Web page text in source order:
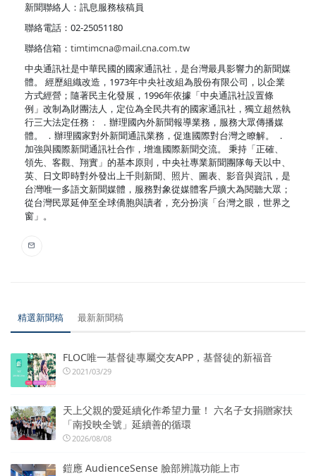
新聞聯絡人：訊息服務核稿員
聯絡電話：02-25051180
聯絡信箱： timtimcna@mail.cna.com.tw
中央通訊社是中華民國的國家通訊社，是台灣最具影響力的新聞媒
體。 經歷組織改造，1973年中央社改組為股份有限公司，以企業
方式經營；隨著民主化發展，1996年依據「中央通訊社設置條
例」改制為財團法人，定位為全民共有的國家通訊社，獨立超然執
行三大法定任務： ．辦理國內外新聞報導業務，服務大眾傳播媒
體。 ．辦理國家對外新聞通訊業務，促進國際對台灣之瞭解。 ．
加強與國際新聞通訊社合作，增進國際新聞交流。 秉持「正確、
領先、客觀、翔實」的基本原則，中央社專業新聞團隊每天以中、
英、日文即時對外發出上千則新聞、照片、圖表、影音與資訊，是
台灣唯一多語文新聞媒體，服務對象從媒體客戶擴大為閱聽大眾；
從台灣民眾延伸至全球僑胞與讀者，充分扮演「台灣之眼，世界之
窗」。
精選新聞稿 最新新聞稿
FLOC唯一基督徒專屬交友APP，基督徒的新福音
2021/03/29
天上父親的愛延續化作希望力量！ 六名子女捐贈家扶
「南投映全號」延續善的循環
2026/08/08
鎧應 AudienceSense 臉部辨識功能上市